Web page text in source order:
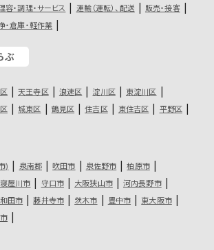
容・調理・サービス 運輸（運転）、配送
販売・接客
・倉庫・軽作業
ぶ
天王寺区 浪速区 淀川区
東淀川区
城東区 鶴見区 住吉区 東住吉区
平野区
) 泉南郡 吹田市 泉佐野市
柏原市
寝屋川市 守口市 大阪狭山市
河内長野市
田市 藤井寺市 茨木市 豊中市
東大阪市